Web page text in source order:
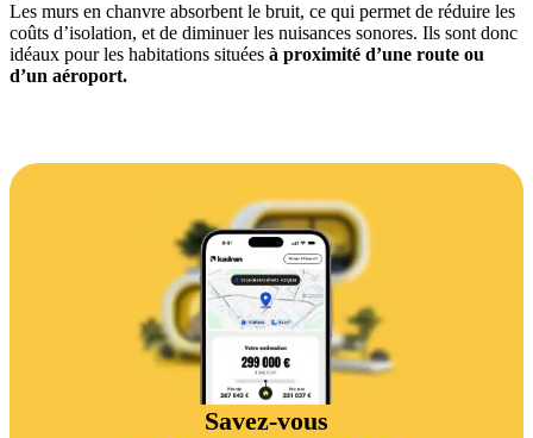
Les murs en chanvre absorbent le bruit, ce qui permet de réduire les
coûts d’isolation, et de diminuer les nuisances sonores. Ils sont donc
idéaux pour les habitations situées à proximité d’une route ou
d’un aéroport.
Savez-vous